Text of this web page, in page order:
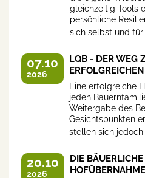
gleichzeitig Tools
persönliche
sich selbst und für
07.10
2026
LQB - DER WEG
Eine erfolgreiche
jeden
Weitergabe des
Gesichtspunkten
stellen sich jedoch
20.10
2026
DIE